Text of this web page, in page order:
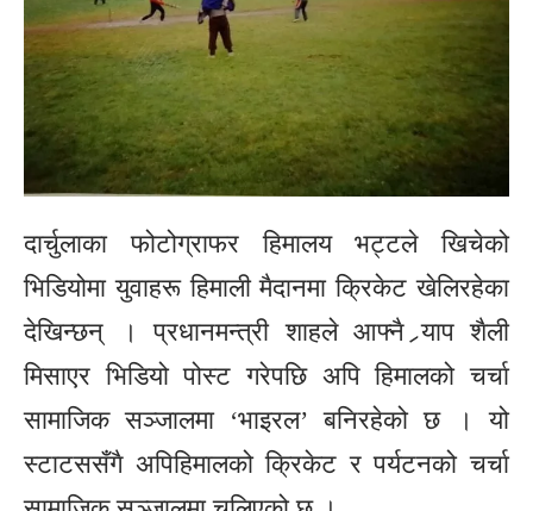
दार्चुलाका फोटोग्राफर हिमालय भट्टले खिचेको
भिडियोमा युवाहरू हिमाली मैदानमा क्रिकेट खेलिरहेका
देखिन्छन् । प्रधानमन्त्री शाहले आफ्नै र्‍याप शैली
मिसाएर भिडियो पोस्ट गरेपछि अपि हिमालको चर्चा
सामाजिक सञ्जालमा ‘भाइरल’ बनिरहेको छ । यो
स्टाटससँगै अपिहिमालको क्रिकेट र पर्यटनको चर्चा